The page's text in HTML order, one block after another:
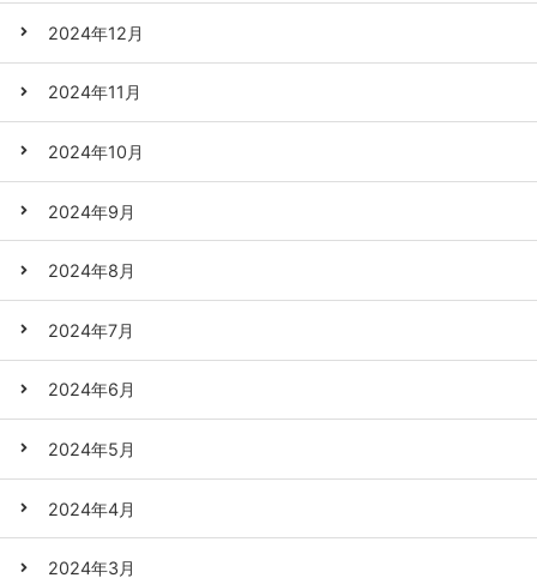
2024年12月
2024年11月
2024年10月
2024年9月
2024年8月
2024年7月
2024年6月
2024年5月
2024年4月
2024年3月